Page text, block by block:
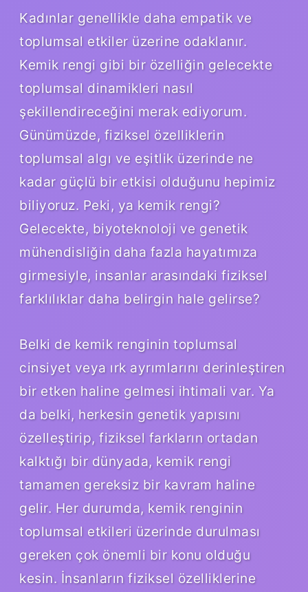
Kadınlar genellikle daha empatik ve
toplumsal etkiler üzerine odaklanır.
Kemik rengi gibi bir özelliğin gelecekte
toplumsal dinamikleri nasıl
şekillendireceğini merak ediyorum.
Günümüzde, fiziksel özelliklerin
toplumsal algı ve eşitlik üzerinde ne
kadar güçlü bir etkisi olduğunu hepimiz
biliyoruz. Peki, ya kemik rengi?
Gelecekte, biyoteknoloji ve genetik
mühendisliğin daha fazla hayatımıza
girmesiyle, insanlar arasındaki fiziksel
farklılıklar daha belirgin hale gelirse?
Belki de kemik renginin toplumsal
cinsiyet veya ırk ayrımlarını derinleştiren
bir etken haline gelmesi ihtimali var. Ya
da belki, herkesin genetik yapısını
özelleştirip, fiziksel farkların ortadan
kalktığı bir dünyada, kemik rengi
tamamen gereksiz bir kavram haline
gelir. Her durumda, kemik renginin
toplumsal etkileri üzerinde durulması
gereken çok önemli bir konu olduğu
kesin. İnsanların fiziksel özelliklerine